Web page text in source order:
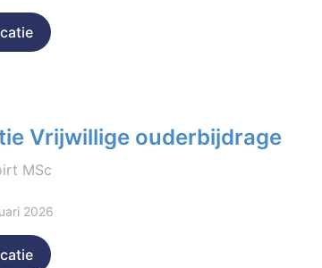
Vrijwillige ouderbijdrage
MSc
2026